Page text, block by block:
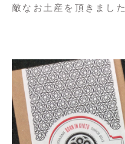
敵なお土産を頂きました